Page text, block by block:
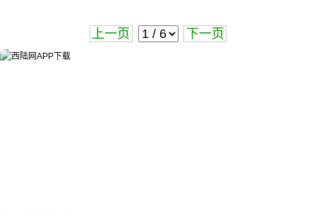
上一页 下一页